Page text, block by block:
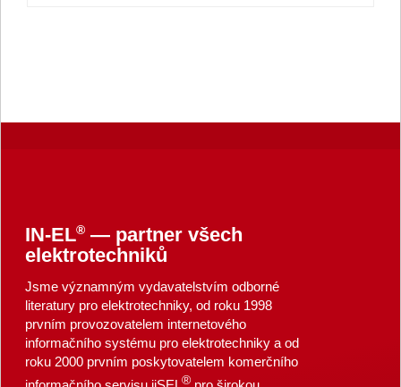
IN-EL®— partner všech
elektrotechniků
Jsme významným vydavatelstvím odborné
literatury pro elektrotechniky, od roku 1998
prvním provozovatelem internetového
informačního systému pro elektrotechniky a od
roku 2000 prvním poskytovatelem komerčního
®